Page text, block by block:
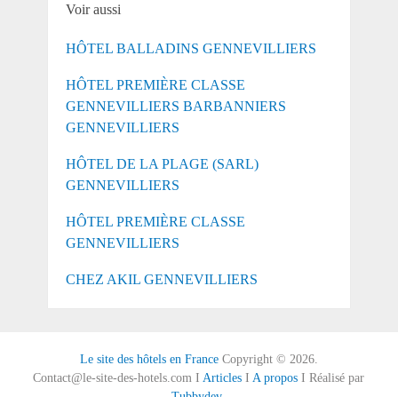
Voir aussi
HÔTEL BALLADINS GENNEVILLIERS
HÔTEL PREMIÈRE CLASSE
GENNEVILLIERS BARBANNIERS
GENNEVILLIERS
HÔTEL DE LA PLAGE (SARL)
GENNEVILLIERS
HÔTEL PREMIÈRE CLASSE
GENNEVILLIERS
CHEZ AKIL GENNEVILLIERS
Le site des hôtels en FranceCopyright © 2026.
Contact@le-site-des-hotels.com IArticles IA propos I Réalisé par